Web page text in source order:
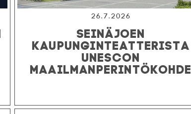
26.7.2026
SEINÄJOEN
KAUPUNGINTEATTERISTA
UNESCON
MAAILMANPERINTÖKOHDE